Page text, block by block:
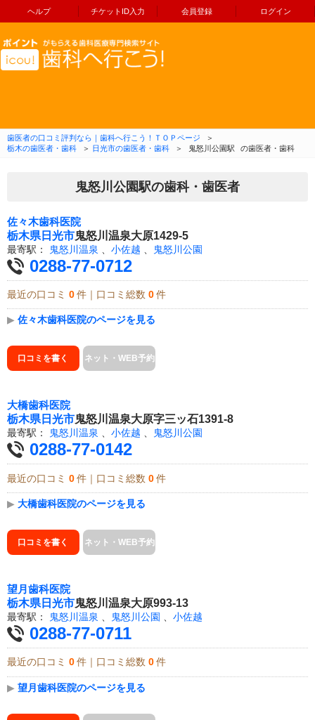
ヘルプ チケットID入力 会員登録 ログイン
コンテンツへ移動
歯医者の口コミ評判なら｜歯科へ行こう！ＴＯＰページ
＞
栃木の歯医者・歯科
＞ 日光市の歯医者・歯科 ＞ 鬼怒川公園駅 の歯医者・歯科
鬼怒川公園駅の歯科・歯医者
佐々木歯科医院
栃木県 日光市鬼怒川温泉大原1429-5
最寄駅： 鬼怒川温泉 小佐越 鬼怒川公園
0288-77-0712
最近の口コミ 0 件｜口コミ総数 0 件
▶ 佐々木歯科医院のページを見る
口コミを書く ネット・WEB予約
大橋歯科医院
栃木県 日光市鬼怒川温泉大原字三ッ石1391-8
最寄駅： 鬼怒川温泉 、 小佐越 、 鬼怒川公園
0288-77-0142
最近の口コミ 0 件｜口コミ総数 0 件
▶ 大橋歯科医院のページを見る
口コミを書く ネット・WEB予約
望月歯科医院
栃木県 日光市鬼怒川温泉大原993-13
最寄駅： 鬼怒川温泉 鬼怒川公園 小佐越
0288-77-0711
最近の口コミ 0 件｜口コミ総数 0 件
▶ 望月歯科医院のページを見る